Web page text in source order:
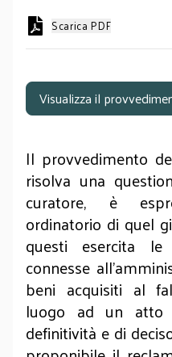
Scarica PDF
Visualizza il
Il provvedimento
risolva una
curatore, è
ordinatorio di quel
questi esercita
connesse
beni acquisiti al
luogo ad un atto
definitività e di